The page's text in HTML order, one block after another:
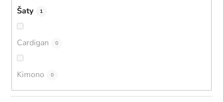
Šaty 1
Cardigan 0
Kimono 0